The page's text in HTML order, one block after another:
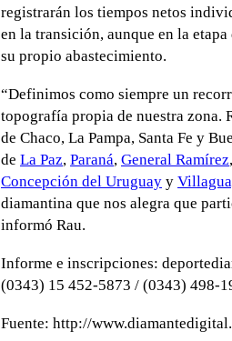
registrarán los tiempos netos
en la transición, aunque en la
su propio abastecimiento.
“Definimos como siempre un
topografía propia de nuestra zona.
de Chaco, La Pampa, Santa Fe y
de La Paz, Paraná, General Ramírez
Concepción del Uruguay y
diamantina que nos alegra que
informó Rau.
Informe e inscripciones:
(0343) 15 452-5873 / (0343) 498-
Fuente: http://